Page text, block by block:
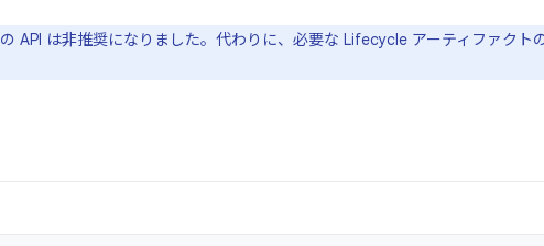
の API は非推奨になりました。代わりに、必要な Lifecycle アーティファクト